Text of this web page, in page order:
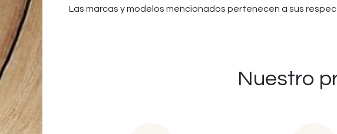
Las marcas y modelos mencionados pertenecen a sus
Nuestro